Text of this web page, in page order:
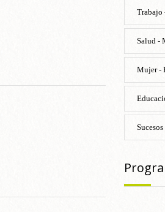
Trabajo
Salud -
Mujer -